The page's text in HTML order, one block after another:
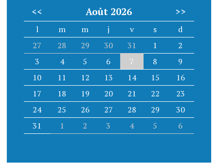
<< Août 2026 >>
l m m j v s
d
27
28 29 30 31 1
2
3
4 5 6 7 8
9
10
11 12 13 14 15
16
17
18 19 20 21 22
23
24
25 26 27 28 29
30
31
1 2 3 4 5 6